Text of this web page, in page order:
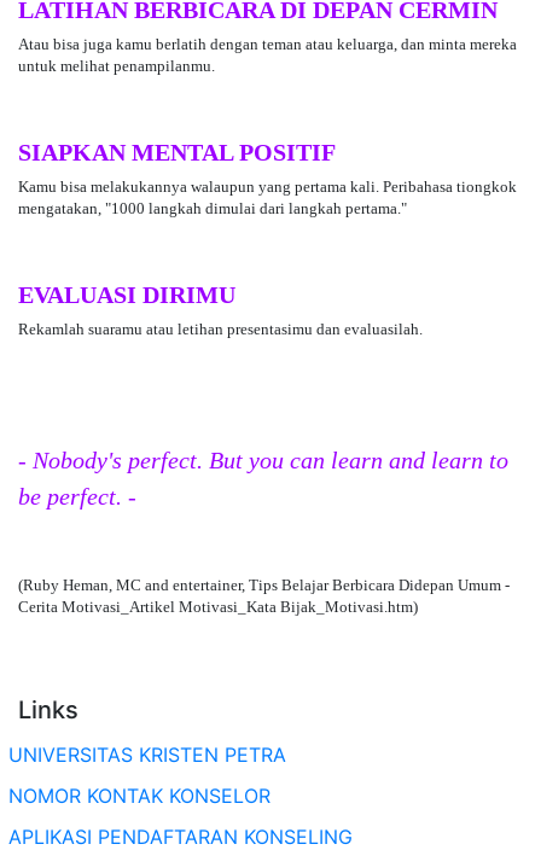
LATIHAN BERBICARA DI DEPAN CERMIN
Atau bisa juga kamu berlatih dengan teman atau keluarga, dan minta mereka
untuk melihat penampilanmu.
SIAPKAN MENTAL POSITIF
Kamu bisa melakukannya walaupun yang pertama kali. Peribahasa tiongkok
mengatakan, "1000 langkah dimulai dari langkah pertama."
EVALUASI DIRIMU
Rekamlah suaramu atau letihan presentasimu dan evaluasilah.
- Nobody's perfect. But you can learn and learn to
be perfect. -
(Ruby Heman, MC and entertainer, Tips Belajar Berbicara Didepan Umum -
Cerita Motivasi_Artikel Motivasi_Kata Bijak_Motivasi.htm)
Links
UNIVERSITAS KRISTEN PETRA
NOMOR KONTAK KONSELOR
APLIKASI PENDAFTARAN KONSELING